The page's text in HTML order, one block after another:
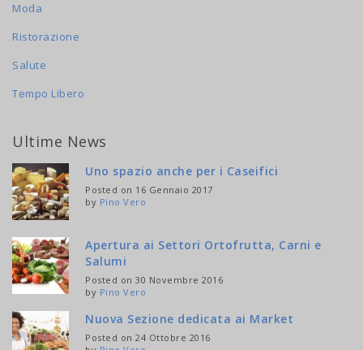
Moda
Ristorazione
Salute
Tempo Libero
Ultime News
Uno spazio anche per i Caseifici
Posted on 16 Gennaio 2017
by Pino Vero
Apertura ai Settori Ortofrutta, Carni e
Salumi
Posted on 30 Novembre 2016
by Pino Vero
Nuova Sezione dedicata ai Market
Posted on 24 Ottobre 2016